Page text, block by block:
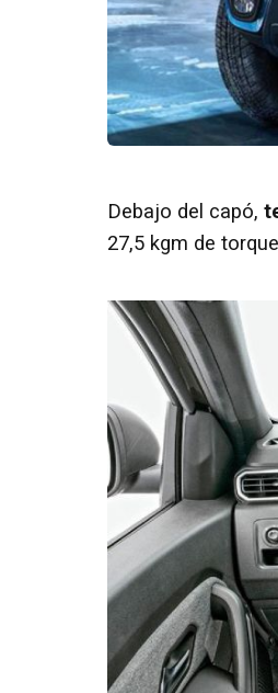
Debajo del capó,
27,5 kgm de